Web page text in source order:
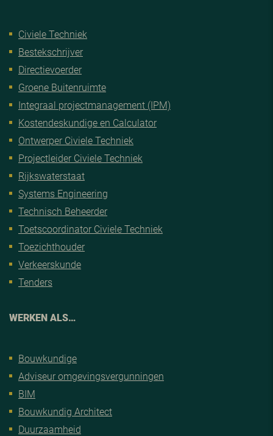
Civiele Techniek
Bestekschrijver
Directievoerder
Groene Buitenruimte
Integraal projectmanagement (IPM)
Kostendeskundige en Calculator
Ontwerper Civiele Techniek
Projectleider Civiele Techniek
Rijkswaterstaat
Systems Engineering
Technisch Beheerder
Toetscoordinator Civiele Techniek
Toezichthouder
Verkeerskunde
Tenders
WERKEN ALS…
Bouwkundige
Adviseur omgevingsvergunningen
BIM
Bouwkundig Architect
Duurzaamheid